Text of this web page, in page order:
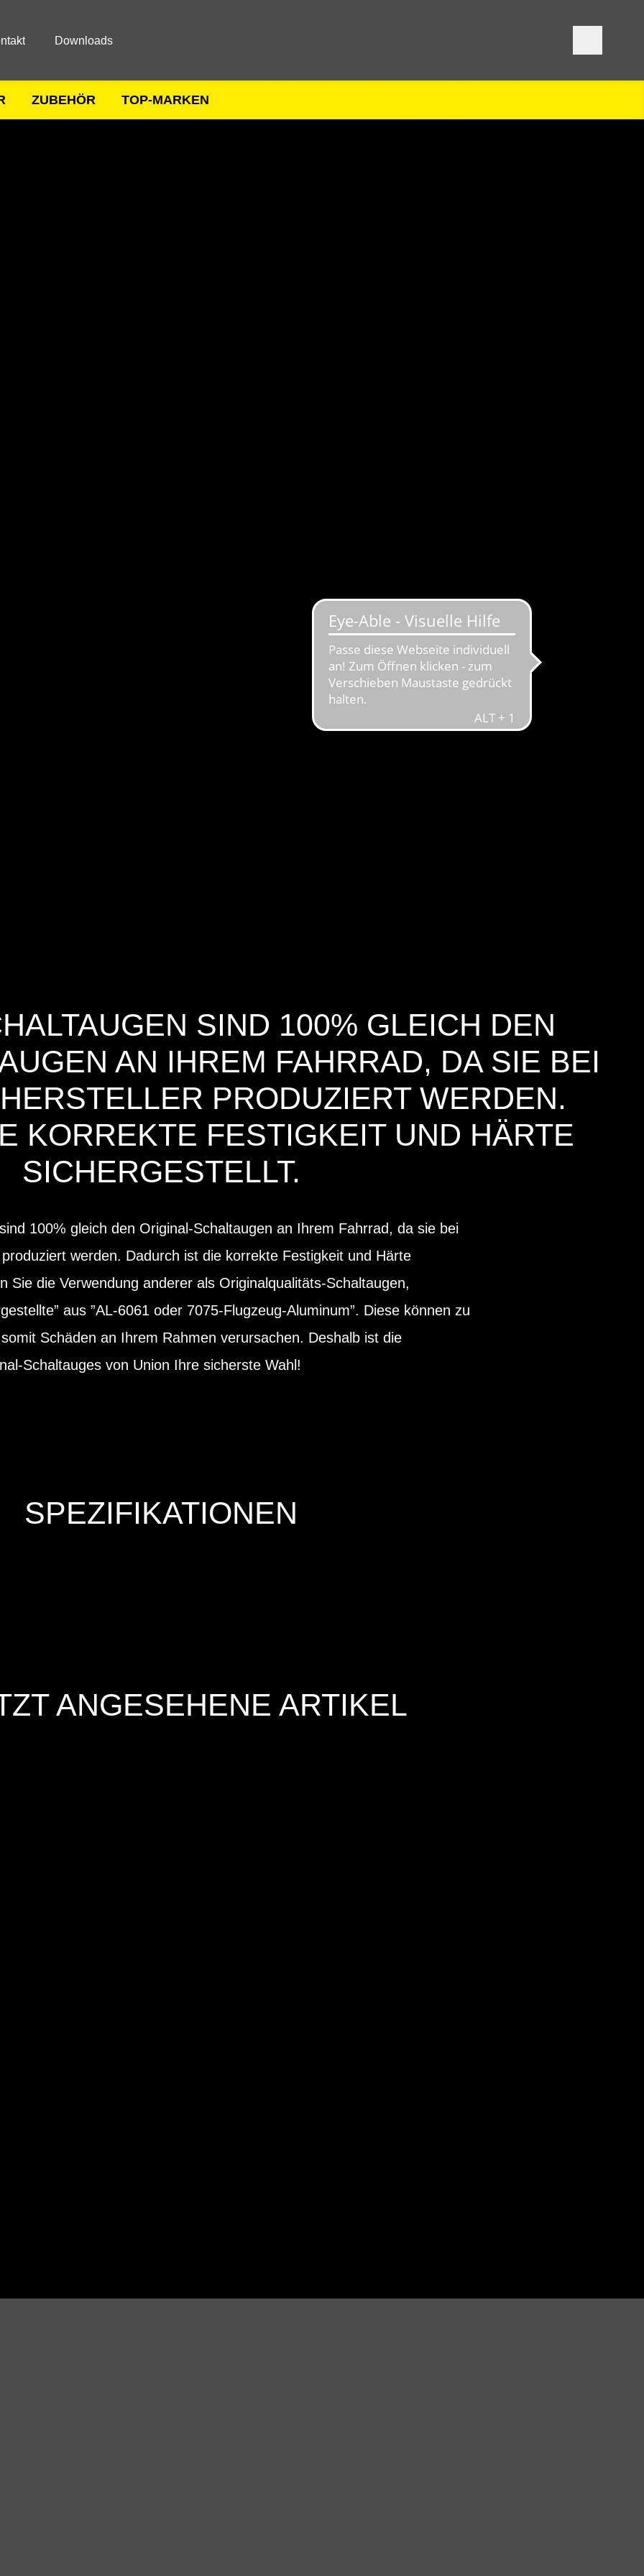
Downloads
ZUBEHÖR TOP-MARKEN
SIND 100% GLEICH DEN
AN IHREM FAHRRAD, DA SIE BEI
PRODUZIERT WERDEN.
KORREKTE FESTIGKEIT UND HÄRTE
SICHERGESTELLT.
100% gleich den Original-Schaltaugen an Ihrem Fahrrad, da sie bei
werden. Dadurch ist die korrekte Festigkeit und Härte
Sie die Verwendung anderer als Originalqualitäts-Schaltaugen,
aus ”AL-6061 oder 7075-Flugzeug-Aluminum”. Diese können zu
Schäden an Ihrem Rahmen verursachen. Deshalb ist die
Schaltauges von Union Ihre sicherste Wahl!
SPEZIFIKATIONEN
ANGESEHENE ARTIKEL